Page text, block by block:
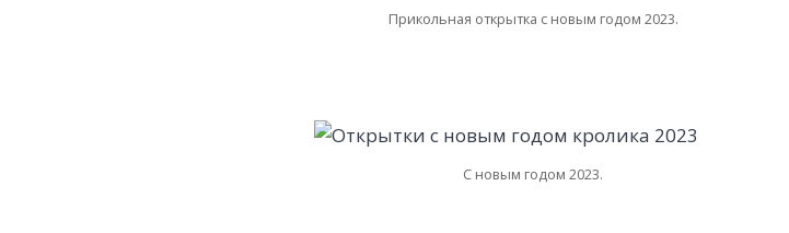
Прикольная открытка с новым годом 2023.
С новым годом 2023.